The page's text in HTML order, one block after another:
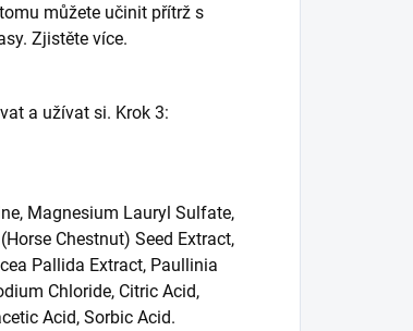
můžete učinit přítrž s
Zjistěte více.
a užívat si. Krok 3:
Magnesium Lauryl Sulfate,
Chestnut) Seed Extract,
Pallida Extract, Paullinia
Chloride, Citric Acid,
Acid, Sorbic Acid.